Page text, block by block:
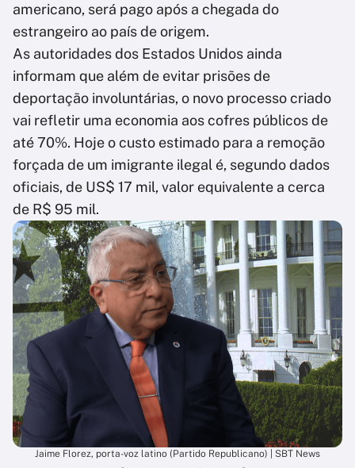
americano, será pago após a chegada do
estrangeiro ao país de origem.
As autoridades dos Estados Unidos ainda
informam que além de evitar prisões de
deportação involuntárias, o novo processo criado
vai refletir uma economia aos cofres públicos de
até 70%. Hoje o custo estimado para a remoção
forçada de um imigrante ilegal é, segundo dados
oficiais, de US$ 17 mil, valor equivalente a cerca
de R$ 95 mil.
Jaime Florez, porta-voz latino (Partido Republicano) | SBT News